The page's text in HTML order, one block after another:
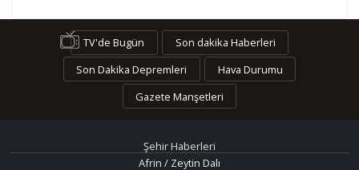
TV'de Bugün
Son dakika Haberleri
Son Dakika Depremleri
Hava Durumu
Gazete Manşetleri
Şehir Haberleri
Afrin / Zeytin Dalı